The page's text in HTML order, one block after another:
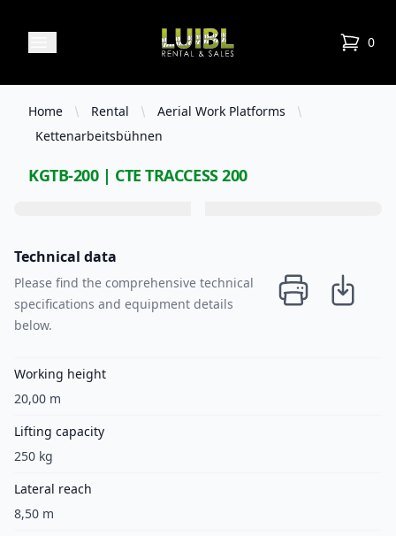
Luibl Rental & Sales 0
items
Home Rental
Aerial Work Platforms
Kettenarbeitsbühnen
KGTB-200 | CTE TRACCESS 200
Technical data
Please find the comprehensive technical
specifications and equipment details
below.
Working height
20,00 m
Lifting capacity
250 kg
Lateral reach
8,50 m